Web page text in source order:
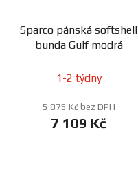
Sparco pánská softshell
bunda Gulf modrá
1-2 týdny
5 875 Kč bez DPH
7 109 Kč